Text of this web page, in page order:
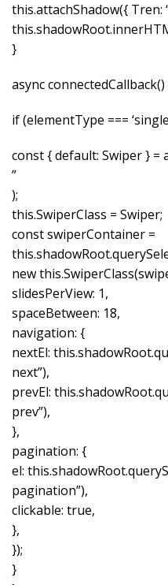
this.attachShadow({ Tren:
}
async connectedCallback()
if (elementType ===
const { default: Swiper } =
”
);
this.SwiperClass = Swiper;
const swiperContainer =
new
slidesPerView: 1,
spaceBetween: 18,
navigation: {
nextEl:
next”),
prevEl:
prev”),
},
pagination: {
el:
pagination”),
clickable: true,
},
});
}